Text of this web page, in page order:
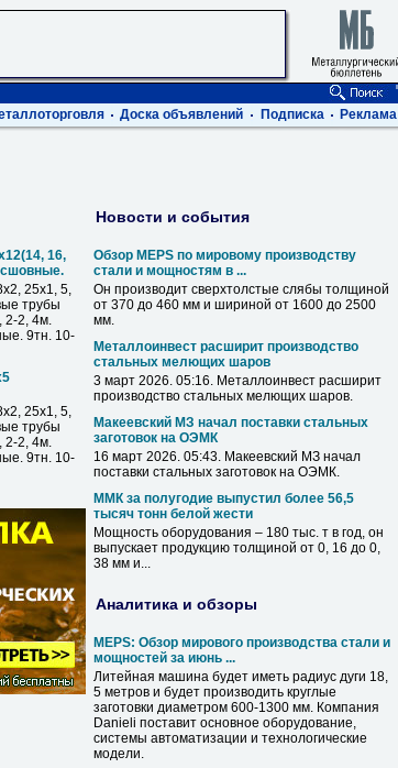
Доска объявлений Подписка Реклама
16,
25х1, 5,
трубы
2-2, 4м.
9тн. 10-
25х1, 5,
трубы
2-2, 4м.
9тн. 10-
Новости и события
Обзор MEPS по мировому производству
стали и мощностям в ...
Он производит сверхтолстые слябы толщиной
от 370 до 460 мм и шириной от 1600 до 2500
мм.
Металлоинвест расширит производство
стальных мелющих шаров
3 март 2026. 05:16. Металлоинвест расширит
производство стальных мелющих шаров.
Макеевский МЗ начал поставки стальных
заготовок на ОЭМК
16 март 2026. 05:43. Макеевский МЗ начал
поставки стальных заготовок на ОЭМК.
ММК за полугодие выпустил более 56,5
тысяч тонн белой жести
Мощность оборудования – 180 тыс. т в год, он
выпускает продукцию толщиной от 0, 16 до 0,
38 мм и...
Аналитика и обзоры
MEPS: Обзор мирового производства стали и
мощностей за июнь ...
Литейная машина будет иметь радиус дуги 18,
5 метров и будет производить круглые
заготовки диаметром 600-1300 мм. Компания
Danieli поставит основное оборудование,
системы автоматизации и технологические
модели.